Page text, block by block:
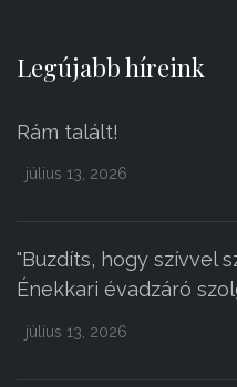
Legújabb híreink
Rám talált!
július 13, 2026
"Buzdíts, hogy szívvel
Énekkari évadzáró
július 13, 2026